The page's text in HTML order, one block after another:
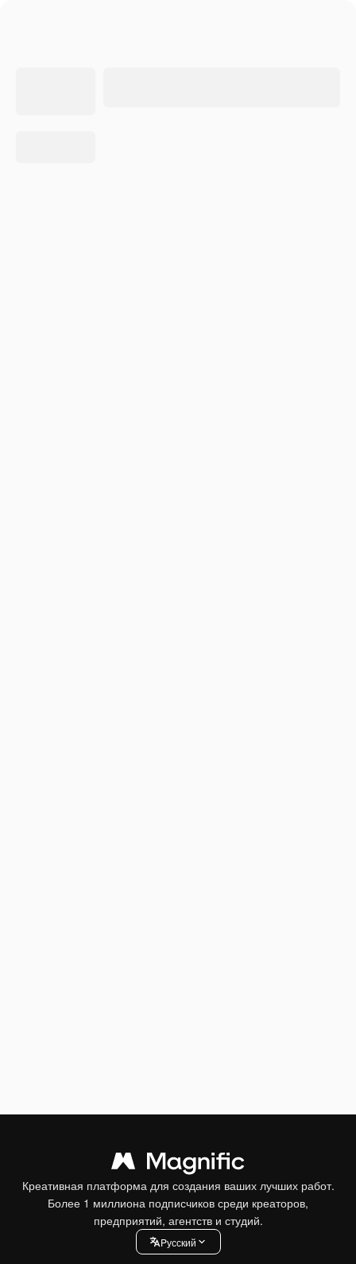
Креативная платформа для создания ваших лучших работ.
Более 1 миллиона подписчиков среди креаторов,
предприятий, агентств и студий.
Pусский